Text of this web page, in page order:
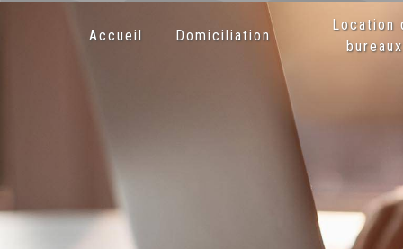
Accueil Domiciliation
Location
bureaux